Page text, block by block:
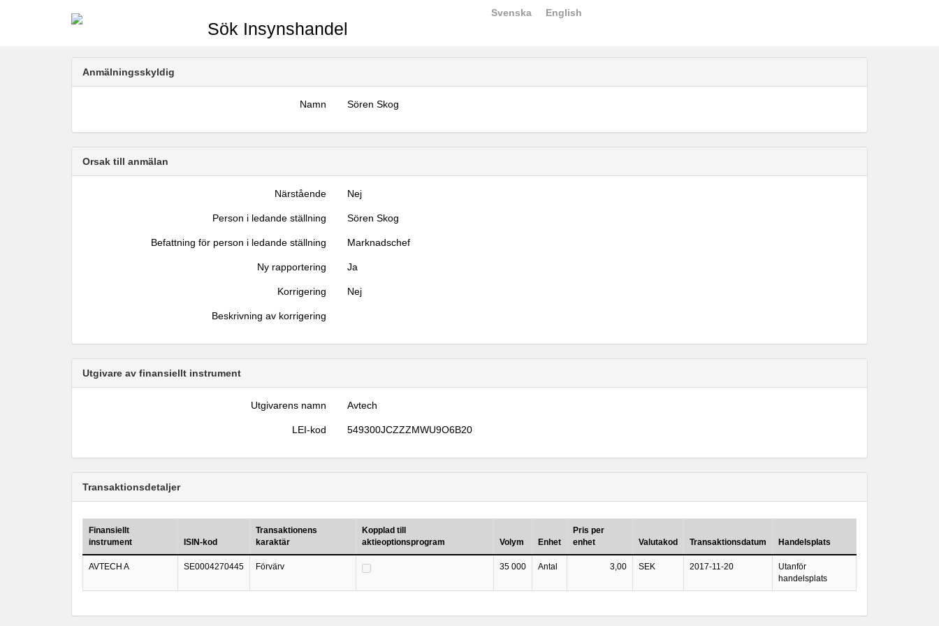
Sök Insynshandel
Svenska English
Anmälningsskyldig
Namn Sören Skog
Orsak till anmälan
Närstående Nej
Person i ledande ställning Sören Skog
Befattning för person i ledande ställning Marknadschef
Ny rapportering Ja
Korrigering Nej
Beskrivning av korrigering
Utgivare av finansiellt instrument
Utgivarens namn Avtech
LEI-kod 549300JCZZZMWU9O6B20
Transaktionsdetaljer
Finansiellt
instrument
ISIN-kod
Transaktionens
karaktär
Kopplad till
aktieoptionsprogram
Volym Enhet
Pris per
enhet
Valutakod Transaktionsdatum Handelsplats
AVTECH A SE0004270445 Förvärv 35 000 Antal 3,00 SEK 2017-11-20
Utanför
handelsplats